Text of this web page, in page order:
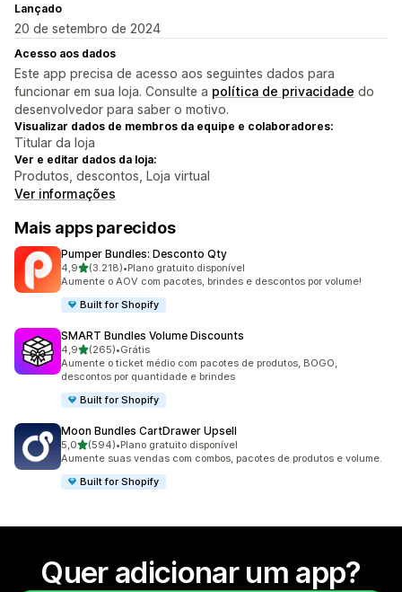
Lançado
20 de setembro de 2024
Acesso aos dados
Este app precisa de acesso aos seguintes dados para
funcionar em sua loja. Consulte a política de privacidade do
desenvolvedor para saber o motivo.
Visualizar dados de membros da equipe e colaboradores:
Titular da loja
Ver e editar dados da loja:
Produtos, descontos, Loja virtual
Ver informações
Mais apps parecidos
Pumper Bundles: Desconto Qty
4,9de 5 estrelas
(3.218)
3218 avaliações ao todo
•Plano gratuito disponível
Aumente o AOV com pacotes, brindes e descontos por volume!
Built for Shopify
SMART Bundles Volume Discounts
4,9de 5 estrelas
(265)
265 avaliações ao todo
•Grátis
Aumente o ticket médio com pacotes de produtos, BOGO,
descontos por quantidade e brindes
Built for Shopify
Moon Bundles CartDrawer Upsell
5,0de 5 estrelas
(594)
594 avaliações ao todo
•Plano gratuito disponível
Aumente suas vendas com combos, pacotes de produtos e volume.
Built for Shopify
Quer adicionar um app?